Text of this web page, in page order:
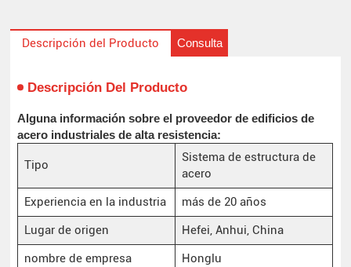
Descripción del Producto Consulta
Descripción Del Producto
Alguna información sobre el proveedor de edificios de
acero industriales de alta resistencia:
Tipo
Sistema de estructura de
acero
Experiencia en la industria
más de 20 años
Lugar de origen
Hefei, Anhui, China
nombre de empresa
Honglu